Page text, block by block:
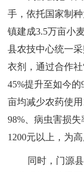
手，依托国家制
镇建成3.5万亩小
县农技中心统一
衣剂，通过合作
45%提升至如今的
亩均减少农药使
98%、病虫害损
1200元以上，为
同时，门源